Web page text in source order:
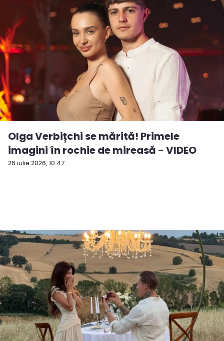
26 iulie 2026, 10:47
Olga Verbițchi se mărită! Primele
imagini în rochie de mireasă - VIDEO